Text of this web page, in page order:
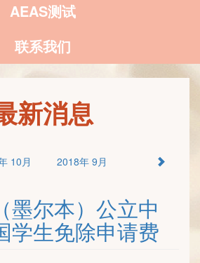
AEAS测试
联系我们
新消息
10月 2018年 9月
墨尔本）公立中
学生免除申请费